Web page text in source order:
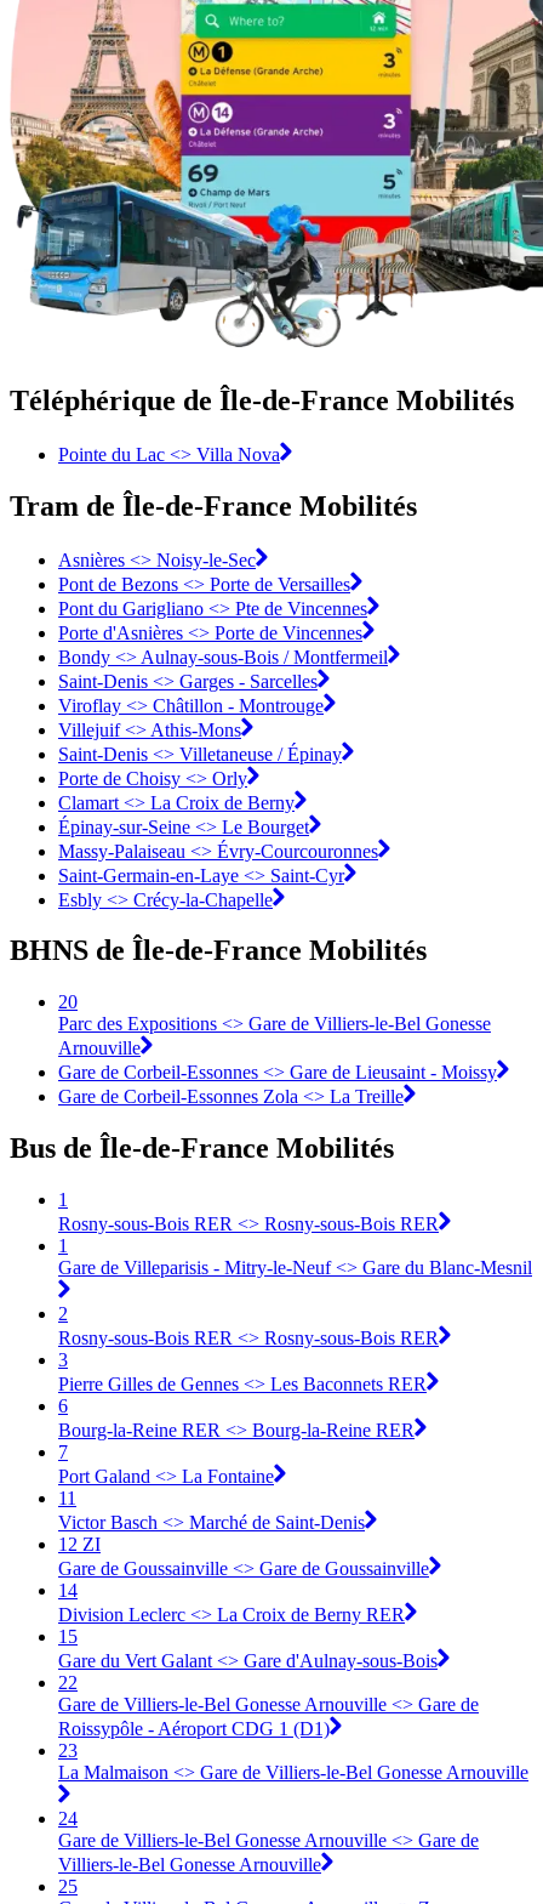
Téléphérique de Île-de-France Mobilités
Pointe du Lac <> Villa Nova
Tram de Île-de-France Mobilités
Asnières <>︎ Noisy-le-Sec
Pont de Bezons <>︎ Porte de Versailles
Pont du Garigliano <>︎ Pte de Vincennes
Porte d'Asnières <>︎ Porte de Vincennes
Bondy <>︎ Aulnay-sous-Bois / Montfermeil
Saint-Denis <>︎ Garges - Sarcelles
Viroflay <>︎ Châtillon - Montrouge
Villejuif <>︎ Athis-Mons
Saint-Denis <>︎ Villetaneuse / Épinay
Porte de Choisy <>︎ Orly
Clamart <>︎ La Croix de Berny
Épinay-sur-Seine <>︎ Le Bourget
Massy-Palaiseau <> Évry-Courcouronnes︎
Saint-Germain-en-Laye <>︎ Saint-Cyr
Esbly <> Crécy-la-Chapelle
BHNS de Île-de-France Mobilités
20
Parc des Expositions <> Gare de Villiers-le-Bel Gonesse
Arnouville
Gare de Corbeil-Essonnes <> Gare de Lieusaint - Moissy
Gare de Corbeil-Essonnes Zola <> La Treille
Bus de Île-de-France Mobilités
1
Rosny-sous-Bois RER <> Rosny-sous-Bois RER
1
Gare de Villeparisis - Mitry-le-Neuf <> Gare du Blanc-Mesnil
2
Rosny-sous-Bois RER <> Rosny-sous-Bois RER
3
Pierre Gilles de Gennes <> Les Baconnets RER
6
Bourg-la-Reine RER <> Bourg-la-Reine RER
7
Port Galand <> La Fontaine
11
Victor Basch <> Marché de Saint-Denis
12 ZI
Gare de Goussainville <> Gare de Goussainville
14
Division Leclerc <> La Croix de Berny RER
15
Gare du Vert Galant <> Gare d'Aulnay-sous-Bois
22
Gare de Villiers-le-Bel Gonesse Arnouville <> Gare de
Roissypôle - Aéroport CDG 1 (D1)
23
La Malmaison <> Gare de Villiers-le-Bel Gonesse Arnouville
24
Gare de Villiers-le-Bel Gonesse Arnouville <> Gare de
Villiers-le-Bel Gonesse Arnouville
25